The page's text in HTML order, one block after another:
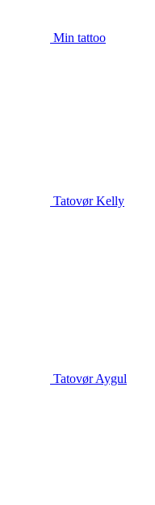
Min tattoo
Tatovør Kelly
Tatovør Aygul